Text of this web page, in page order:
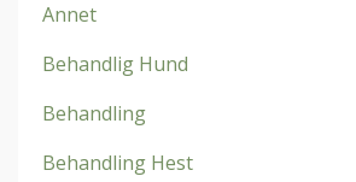
Annet
Behandlig Hund
Behandling
Behandling Hest